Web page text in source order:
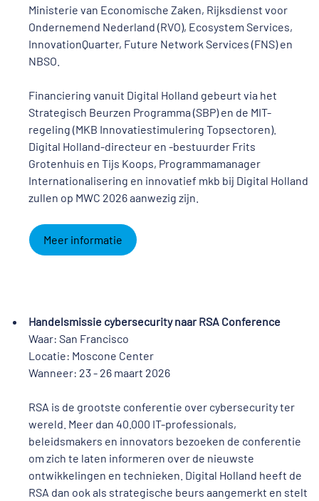
Ministerie van Economische Zaken, Rijksdienst voor
Ondernemend Nederland (RVO), Ecosystem Services,
InnovationQuarter, Future Network Services (FNS) en
NBSO.
Financiering vanuit Digital Holland gebeurt via het
Strategisch Beurzen Programma (SBP) en de MIT-
regeling (MKB Innovatiestimulering Topsectoren).
Digital Holland-directeur en -bestuurder Frits
Grotenhuis en Tijs Koops, Programmamanager
Internationalisering en innovatief mkb bij Digital Holland
zullen op MWC 2026 aanwezig zijn.
Meer informatie
Handelsmissie cybersecurity naar RSA Conference
Waar: San Francisco
Locatie: Moscone Center
Wanneer: 23 - 26 maart 2026
RSA is de grootste conferentie over cybersecurity ter
wereld. Meer dan 40.000 IT-professionals,
beleidsmakers en innovators bezoeken de conferentie
om zich te laten informeren over de nieuwste
ontwikkelingen en technieken. Digital Holland heeft de
RSA dan ook als strategische beurs aangemerkt en stelt